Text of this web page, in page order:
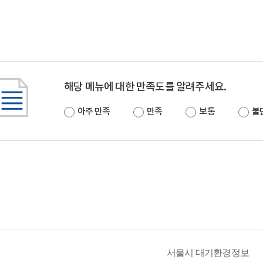
해당 메뉴에 대한 만족도를 알려주세요.
아주 만족 만족 보통 불
서울시 대기환경정보